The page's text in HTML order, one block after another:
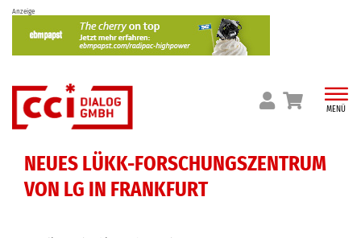
Skip
content
Anzeige
MENÜ
NEUES LÜKK-FORSCHUNGSZENTRUM
VON LG IN FRANKFURT